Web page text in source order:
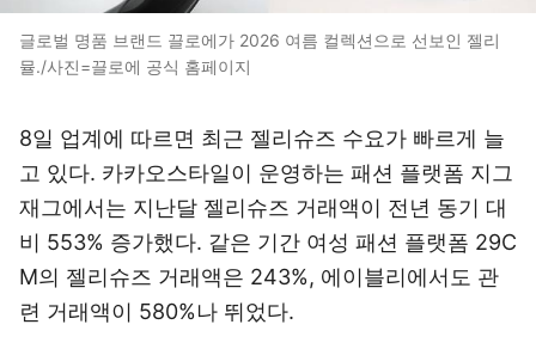
글로벌 명품 브랜드 끌로에가 2026 여름 컬렉션으로 선보인 젤리
뮬./사진=끌로에 공식 홈페이지
8일 업계에 따르면 최근 젤리슈즈 수요가 빠르게 늘
고 있다. 카카오스타일이 운영하는 패션 플랫폼 지그
재그에서는 지난달 젤리슈즈 거래액이 전년 동기 대
비 553% 증가했다. 같은 기간 여성 패션 플랫폼 29C
M의 젤리슈즈 거래액은 243%, 에이블리에서도 관
련 거래액이 580%나 뛰었다.